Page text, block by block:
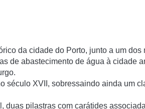
da cidade do Porto, junto a um
de abastecimento de água à cidade
século XVII, sobressaindo ainda um
duas pilastras com carátides